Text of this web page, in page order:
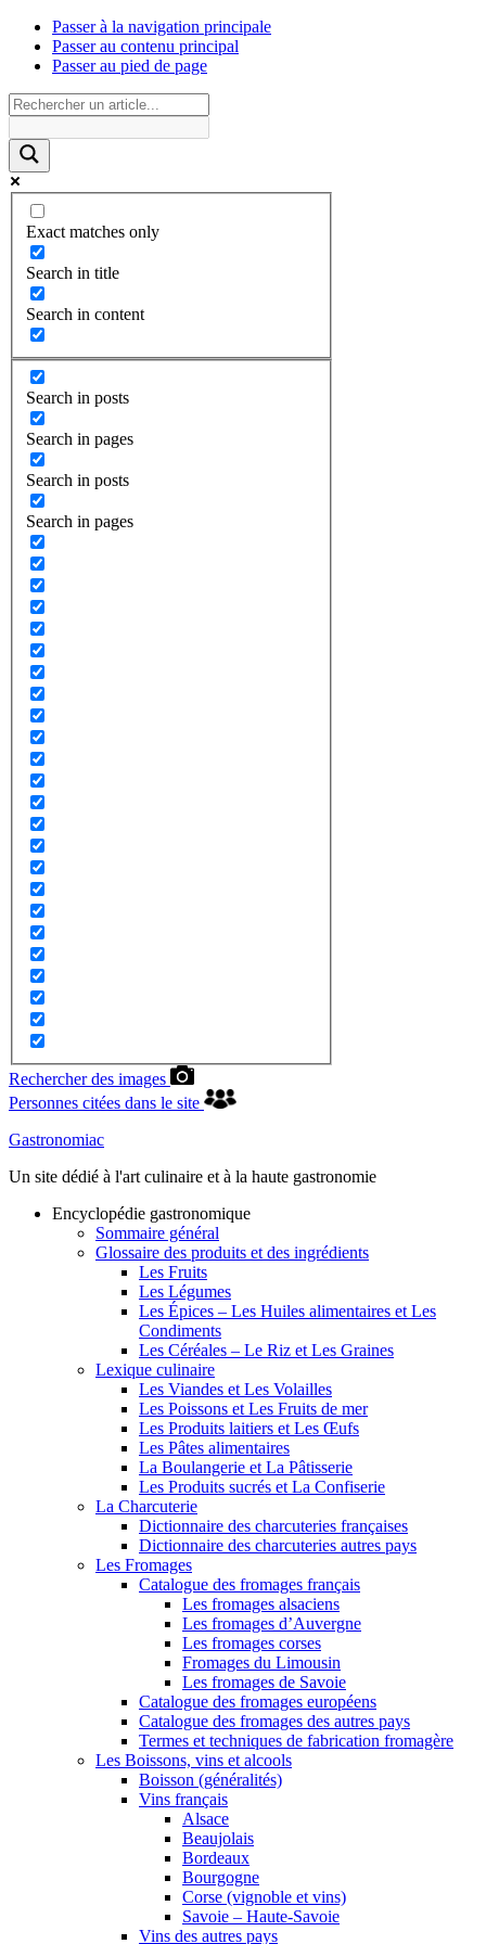
Passer à la navigation principale
Passer au contenu principal
Passer au pied de page
Exact matches only
Search in title
Search in content
Search in posts
Search in pages
Search in posts
Search in pages
Rechercher des images
Personnes citées dans le site
Gastronomiac
Un site dédié à l'art culinaire et à la haute gastronomie
Encyclopédie gastronomique
Sommaire général
Glossaire des produits et des ingrédients
Les Fruits
Les Légumes
Les Épices – Les Huiles alimentaires et Les
Condiments
Les Céréales – Le Riz et Les Graines
Lexique culinaire
Les Viandes et Les Volailles
Les Poissons et Les Fruits de mer
Les Produits laitiers et Les Œufs
Les Pâtes alimentaires
La Boulangerie et La Pâtisserie
Les Produits sucrés et La Confiserie
La Charcuterie
Dictionnaire des charcuteries françaises
Dictionnaire des charcuteries autres pays
Les Fromages
Catalogue des fromages français
Les fromages alsaciens
Les fromages d’Auvergne
Les fromages corses
Fromages du Limousin
Les fromages de Savoie
Catalogue des fromages européens
Catalogue des fromages des autres pays
Termes et techniques de fabrication fromagère
Les Boissons, vins et alcools
Boisson (généralités)
Vins français
Alsace
Beaujolais
Bordeaux
Bourgogne
Corse (vignoble et vins)
Savoie – Haute-Savoie
Vins des autres pays